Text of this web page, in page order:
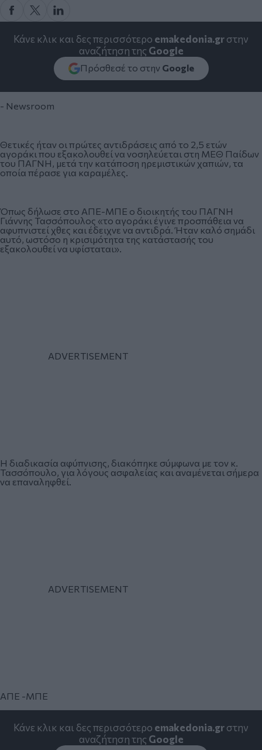
Κάνε κλικ και δες περισσότερο emakedonia.grστην
αναζήτηση της Google
Πρόσθεσέ το στην Google
- Newsroom
Θετικές ήταν οι πρώτες αντιδράσεις από το 2,5 ετών
αγοράκι που εξακολουθεί να νοσηλεύεται στη ΜΕΘ Παίδων
του ΠΑΓΝΗ, μετά την κατάποση ηρεμιστικών χαπιών, τα
οποία πέρασε για καραμέλες.
Όπως δήλωσε στο ΑΠΕ-ΜΠΕ ο διοικητής του ΠΑΓΝΗ
Γιάννης Τασσόπουλος «το αγοράκι έγινε προσπάθεια να
αφυπνιστεί χθες και έδειχνε να αντιδρά. Ήταν καλό σημάδι
αυτό, ωστόσο η κρισιμότητα της κατάστασής του
εξακολουθεί να υφίσταται».
Η διαδικασία αφύπνισης, διακόπηκε σύμφωνα με τον κ.
Τασσόπουλο, για λόγους ασφαλείας και αναμένεται σήμερα
να επαναληφθεί.
ΑΠΕ -ΜΠΕ
Κάνε κλικ και δες περισσότερο emakedonia.grστην
αναζήτηση της Google